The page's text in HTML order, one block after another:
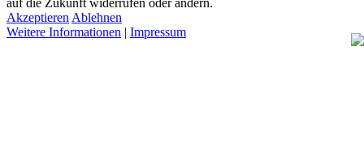
auf die Zukunft widerrufen oder ändern.
Akzeptieren Ablehnen
Weitere Informationen | Impressum